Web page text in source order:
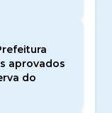
aprovados
do